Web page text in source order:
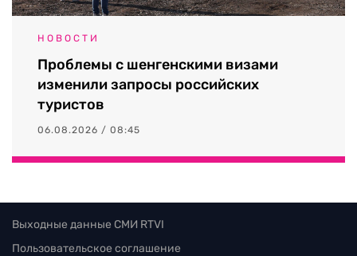
НОВОСТИ
Проблемы с шенгенскими визами
изменили запросы российских
туристов
06.08.2026 / 08:45
Выходные данные СМИ RTVI
Пользовательское соглашение